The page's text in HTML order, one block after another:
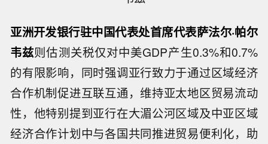
亚洲开发银行驻中国代表处首席代表萨法尔·帕尔
韦兹则估测关税仅对中美GDP产生0.3%和0.7%
的有限影响，同时强调亚行致力于通过区域经济
合作机制促进互联互通，维持亚太地区贸易流动
性，他特别提到亚行在大湄公河区域及中亚区域
经济合作计划中与各国共同推进贸易便利化，助